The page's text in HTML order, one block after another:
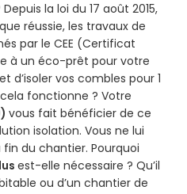
la loi du 17 août 2015,
réussie, les travaux de
par le CEE (Certificat
à un éco-prêt pour votre
d’isoler vos combles pour 1
fonctionne ? Votre
vous fait bénéficier de ce
isolation. Vous ne lui
fin du chantier. Pourquoi
est-elle nécessaire ? Qu’il
ou d’un chantier de